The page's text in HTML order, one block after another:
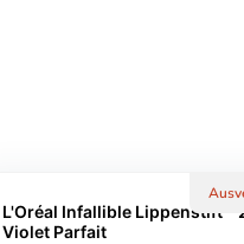
L'Oréal Infallible Lippenstift -
Violet Parfait